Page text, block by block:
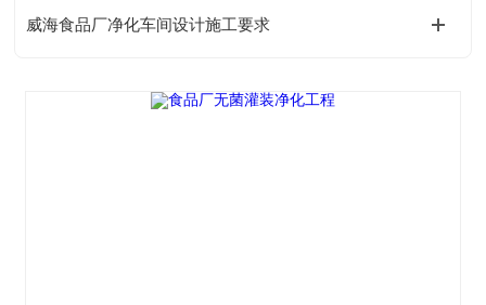
威海食品厂净化车间设计施工要求